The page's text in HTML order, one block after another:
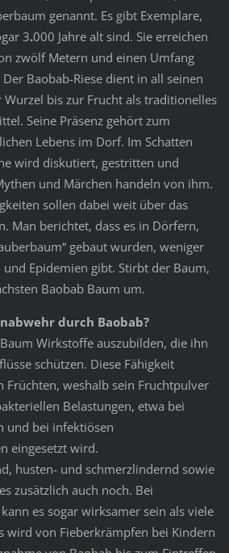
genannt. Es gibt Exemplare,
3.000 Jahre alt sind. Sie erreichen
zwölf Metern und einen Umfang
Baobab-Riese dient in all seinen
bis zur Frucht als traditionelles
Seine Präsenz gehört zum
Lebens im Dorf. Im Schatten
wird diskutiert, gestritten und
und Märchen handeln von ihm.
sollen dabei weit über das
Man berichtet, dass es in Dörfern,
gebaut wurden, weniger
Epidemien gibt. Stirbt der Baum,
Baobab Baum um.
durch Baobab?
Wirkstoffe auszubilden, die ihn
schützen. Diese Fähigkeit
Früchten, weshalb sein Fruchtpulver
Belastungen, etwa bei
und bei infektiösen
eingesetzt wird.
husten- und schmerzlindernd sowie
zusätzlich auch noch. Bei
es sogar wirksamer sein als viele
wird von Fieberkrämpfen bei Kindern